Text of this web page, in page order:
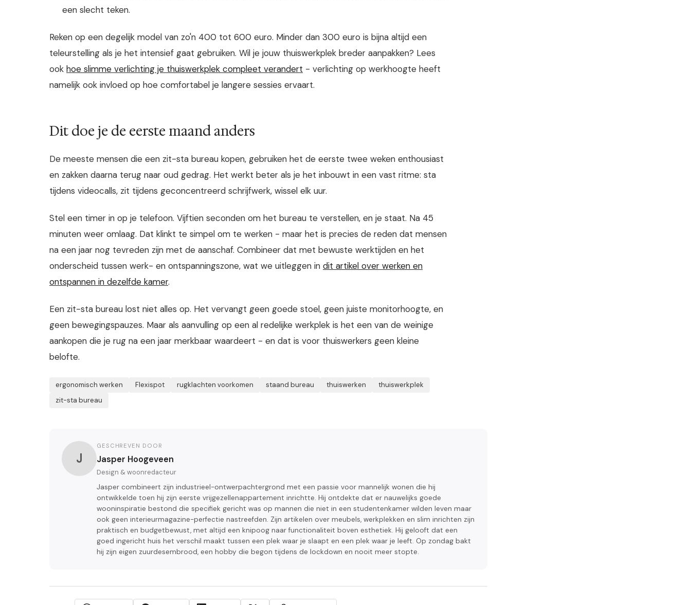
een slecht teken.
Reken op een degelijk model van zo'n 400 tot 600 euro. Minder dan 300 euro is bijna altijd een
teleurstelling als je het intensief gaat gebruiken. Wil je jouw thuiswerkplek breder aanpakken? Lees
ook hoe slimme verlichting je thuiswerkplek compleet verandert - verlichting op werkhoogte heeft
namelijk ook invloed op hoe comfortabel je langere sessies ervaart.
Dit doe je de eerste maand anders
De meeste mensen die een zit-sta bureau kopen, gebruiken het de eerste twee weken enthousiast
en zakken daarna terug naar oud gedrag. Het werkt beter als je het inbouwt in een vast ritme: sta
tijdens videocalls, zit tijdens geconcentreerd schrijfwerk, wissel elk uur.
Stel een timer in op je telefoon. Vijftien seconden om het bureau te verstellen, en je staat. Na 45
minuten weer omlaag. Dat klinkt te simpel om te werken - maar het is precies de reden dat mensen
na een jaar nog tevreden zijn met de aanschaf. Combineer dat met bewuste werktijden en het
onderscheid tussen werk- en ontspanningszone, wat we uitleggen in dit artikel over werken en
ontspannen in dezelfde kamer.
Een zit-sta bureau lost niet alles op. Het vervangt geen goede stoel, geen juiste monitorhoogte, en
geen bewegingspauzes. Maar als aanvulling op een al redelijke werkplek is het een van de weinige
aankopen die je rug na een jaar merkbaar waardeert - en dat is voor thuiswerkers geen kleine
belofte.
ergonomisch werken Flexispot rugklachten voorkomen staand bureau thuiswerken
thuiswerkplek
zit-sta bureau
J
GESCHREVEN DOOR
Jasper Hoogeveen
Design & woonredacteur
Jasper combineert zijn industrieel-ontwerpachtergrond met een passie voor mannelijk wonen die hij
ontwikkelde toen hij zijn eerste vrijgezellenappartement inrichtte. Hij ontdekte dat er nauwelijks goede
wooninspiratie bestond die specifiek gericht was op mannen die niet in een studentenkamer wilden leven maar
ook geen interieurmagazine-perfectie nastreefden. Zijn artikelen over meubels, werkplekken en slim inrichten zijn
praktisch en budgetbewust, met altijd een knipoog naar functionaliteit boven esthetiek. Hij gelooft dat een
goed ingericht huis het verschil maakt tussen een plek waar je slaapt en een plek waar je leeft. Op zondag bakt
hij zijn eigen zuurdesembrood, een hobby die begon tijdens de lockdown en nooit meer stopte.